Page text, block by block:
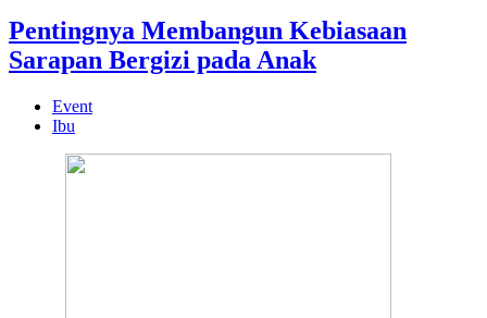
Pentingnya Membangun Kebiasaan
Sarapan Bergizi pada Anak
Event
Ibu